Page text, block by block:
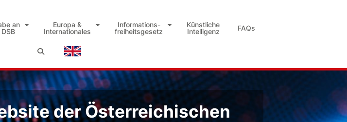
an
Europa &
Internationales
Informations-
freiheitsgesetz
Künstliche
Intelligenz
FAQs
der Österreichischen